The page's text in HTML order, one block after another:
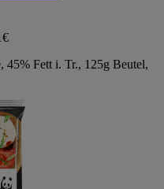
45% Fett i. Tr., 125g Beutel,